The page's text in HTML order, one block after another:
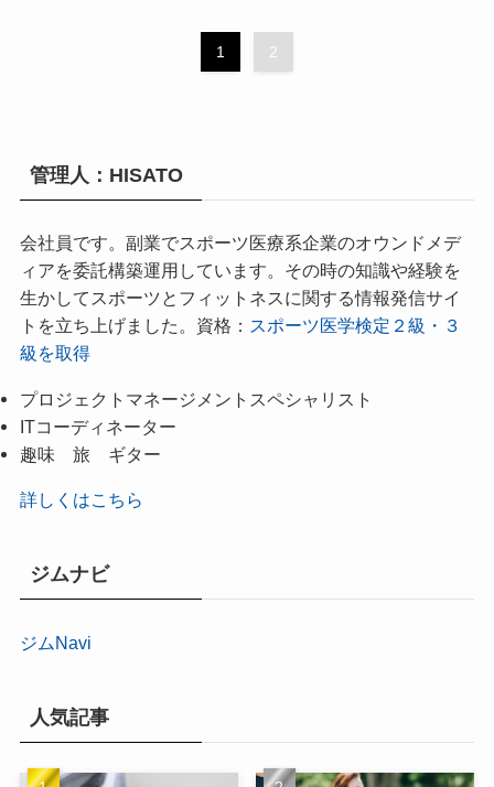
1 2
管理人：HISATO
会社員です。副業でスポーツ医療系企業のオウンドメデ
ィアを委託構築運用しています。その時の知識や経験を
生かしてスポーツとフィットネスに関する情報発信サイ
トを立ち上げました。資格： スポーツ医学検定２級・３
級を取得
プロジェクトマネージメントスペシャリスト
ITコーディネーター
趣味 旅 ギター
詳しくはこちら
ジムナビ
ジムNavi
人気記事